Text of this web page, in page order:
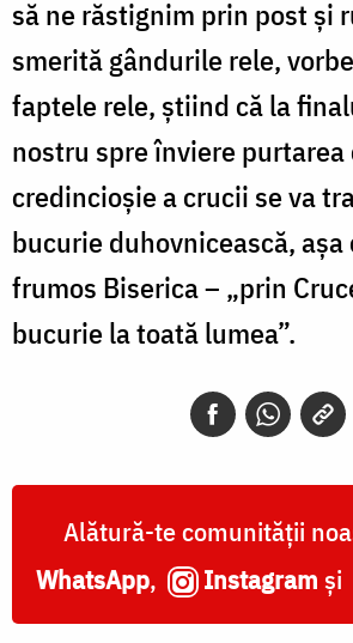
să ne răstignim prin post și
smerită gândurile rele,
faptele rele, știind că la
nostru spre înviere purtarea
credincioșie a crucii se va
bucurie duhovnicească,
frumos Biserica – „prin
bucurie la toată lumea”.
Alătură-te comunității
WhatsApp, Instagram și